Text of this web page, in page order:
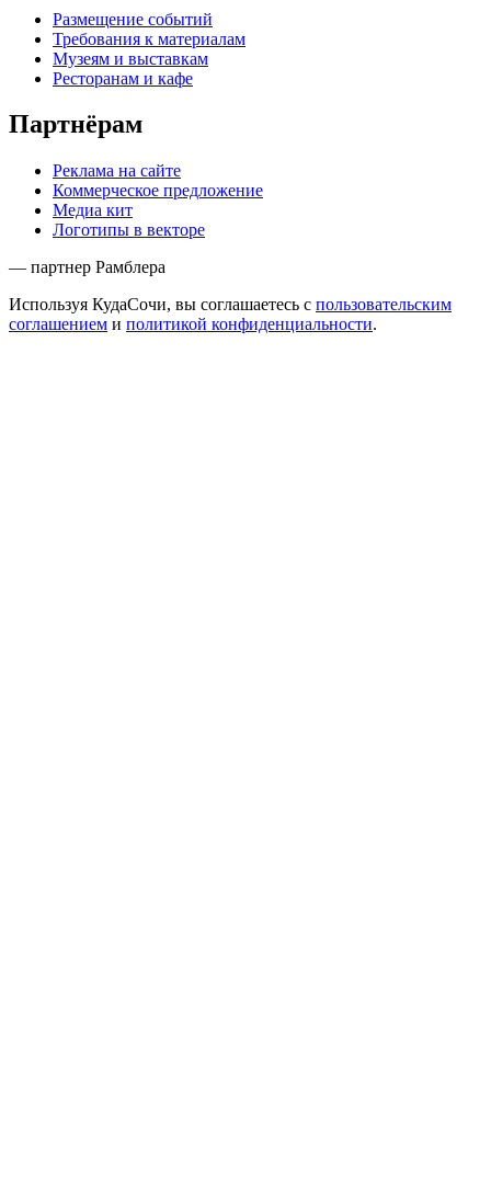
Размещение событий
Требования к материалам
Музеям и выставкам
Ресторанам и кафе
Партнёрам
Реклама на сайте
Коммерческое предложение
Медиа кит
Логотипы в векторе
— партнер Рамблера
Используя КудаСочи, вы соглашаетесь с пользовательским
соглашением и политикой конфиденциальности.